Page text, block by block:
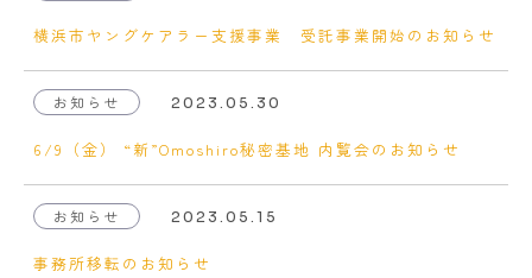
横浜市ヤングケアラー支援事業 受託事業開始のお知らせ
お知らせ 2023.05.30
6/9（金） “新”Omoshiro秘密基地 内覧会のお知らせ
お知らせ 2023.05.15
事務所移転のお知らせ